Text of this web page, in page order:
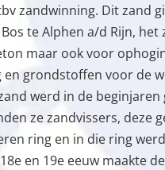
zandwinning. Dit zand
te Alphen a/d Rijn, het
maar ook voor
grondstoffen voor de
werd in de beginjaren
ze zandvissers, deze
ring en in die ring
en 19e eeuw maakte